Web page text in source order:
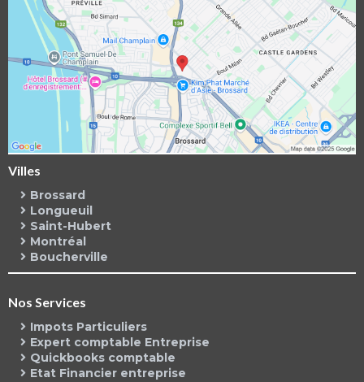
Villes
Brossard
Longueuil
Saint-Hubert
Montréal
Boucherville
Nos Services
Impots Particuliers
Expert comptable Entreprise
Quickbooks comptable
Etat Financier entreprise